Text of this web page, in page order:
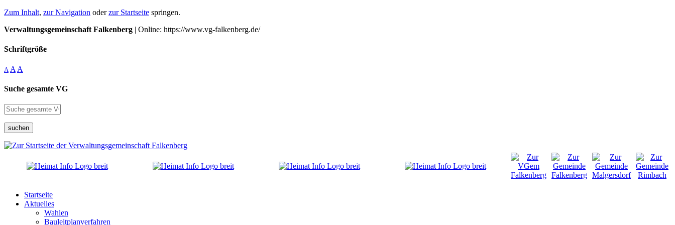
Zum Inhalt, zur Navigation oderzur Startseite springen.
Verwaltungsgemeinschaft Falkenberg | Online: https://www.vg-falkenberg.de/
Schriftgröße
A A A
Suche gesamte VG
suchen
Startseite
Aktuelles
Wahlen
Bauleitplanverfahren